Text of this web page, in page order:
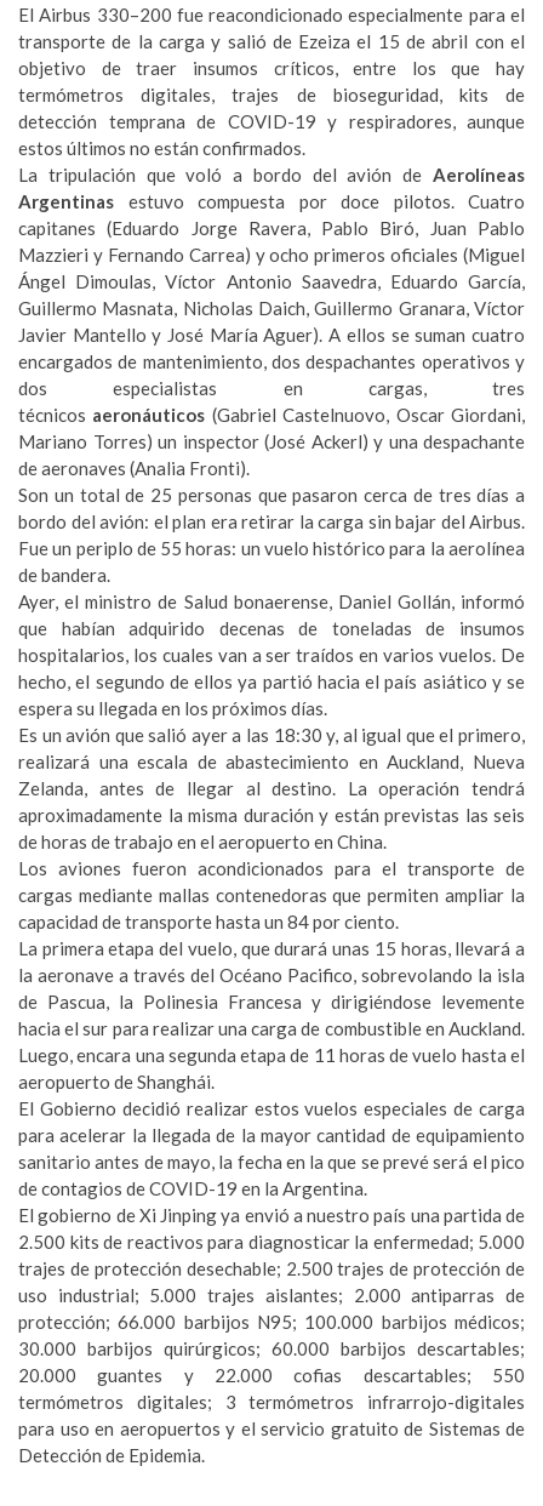
El Airbus 330–200 fue reacondicionado especialmente para el
transporte de la carga y salió de Ezeiza el 15 de abril con el
objetivo de traer insumos críticos, entre los que hay
termómetros digitales, trajes de bioseguridad, kits de
detección temprana de COVID-19 y respiradores, aunque
estos últimos no están confirmados.
La tripulación que voló a bordo del avión de Aerolíneas
Argentinas estuvo compuesta por doce pilotos. Cuatro
capitanes (Eduardo Jorge Ravera, Pablo Biró, Juan Pablo
Mazzieri y Fernando Carrea) y ocho primeros oficiales (Miguel
Ángel Dimoulas, Víctor Antonio Saavedra, Eduardo García,
Guillermo Masnata, Nicholas Daich, Guillermo Granara, Víctor
Javier Mantello y José María Aguer). A ellos se suman cuatro
encargados de mantenimiento, dos despachantes operativos y
dos especialistas en cargas, tres
técnicos aeronáuticos (Gabriel Castelnuovo, Oscar Giordani,
Mariano Torres) un inspector (José Ackerl) y una despachante
de aeronaves (Analia Fronti).
Son un total de 25 personas que pasaron cerca de tres días a
bordo del avión: el plan era retirar la carga sin bajar del Airbus.
Fue un periplo de 55 horas: un vuelo histórico para la aerolínea
de bandera.
Ayer, el ministro de Salud bonaerense, Daniel Gollán, informó
que habían adquirido decenas de toneladas de insumos
hospitalarios, los cuales van a ser traídos en varios vuelos. De
hecho, el segundo de ellos ya partió hacia el país asiático y se
espera su llegada en los próximos días.
Es un avión que salió ayer a las 18:30 y, al igual que el primero,
realizará una escala de abastecimiento en Auckland, Nueva
Zelanda, antes de llegar al destino. La operación tendrá
aproximadamente la misma duración y están previstas las seis
de horas de trabajo en el aeropuerto en China.
Los aviones fueron acondicionados para el transporte de
cargas mediante mallas contenedoras que permiten ampliar la
capacidad de transporte hasta un 84 por ciento.
La primera etapa del vuelo, que durará unas 15 horas, llevará a
la aeronave a través del Océano Pacifico, sobrevolando la isla
de Pascua, la Polinesia Francesa y dirigiéndose levemente
hacia el sur para realizar una carga de combustible en Auckland.
Luego, encara una segunda etapa de 11 horas de vuelo hasta el
aeropuerto de Shanghái.
El Gobierno decidió realizar estos vuelos especiales de carga
para acelerar la llegada de la mayor cantidad de equipamiento
sanitario antes de mayo, la fecha en la que se prevé será el pico
de contagios de COVID-19 en la Argentina.
El gobierno de Xi Jinping ya envió a nuestro país una partida de
2.500 kits de reactivos para diagnosticar la enfermedad; 5.000
trajes de protección desechable; 2.500 trajes de protección de
uso industrial; 5.000 trajes aislantes; 2.000 antiparras de
protección; 66.000 barbijos N95; 100.000 barbijos médicos;
30.000 barbijos quirúrgicos; 60.000 barbijos descartables;
20.000 guantes y 22.000 cofias descartables; 550
termómetros digitales; 3 termómetros infrarrojo-digitales
para uso en aeropuertos y el servicio gratuito de Sistemas de
Detección de Epidemia.